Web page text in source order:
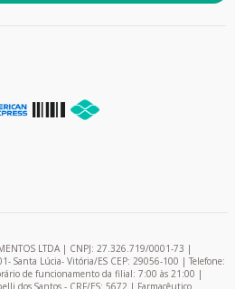
LTDA | CNPJ: 27.326.719/0001-73 |
Santa Lúcia- Vitória/ES CEP: 29056-100 | Telefone:
de funcionamento da filial: 7:00 às 21:00 |